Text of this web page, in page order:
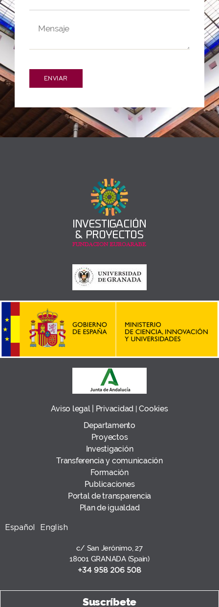
Aviso legal | Privacidad |Cookies
Departamento
Proyectos
Investigación
Transferencia y comunicación
Formación
Publicaciones
Portal de transparencia
Plan de igualdad
Español English
c/ San Jerónimo, 27
18001 GRANADA (Spain)
+34 958 206 508
Suscríbete